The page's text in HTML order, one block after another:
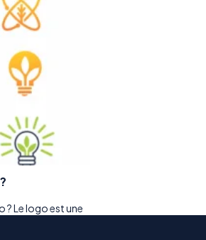
Le logo est une